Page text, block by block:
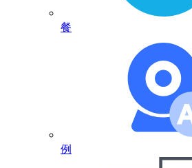
餐
例